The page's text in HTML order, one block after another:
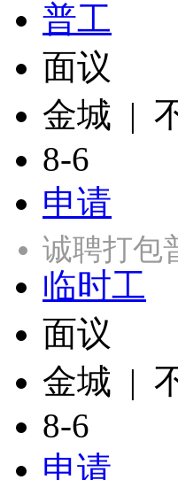
普工
面议
金城 |
8-6
申请
诚聘打包
临时工
面议
金城 |
8-6
申请